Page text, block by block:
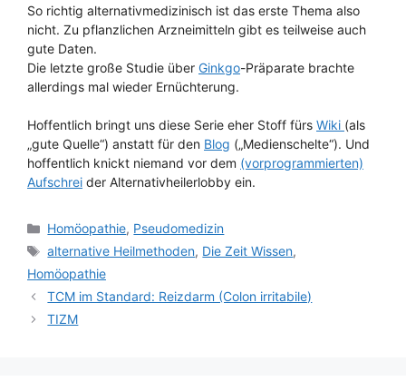
So richtig alternativmedizinisch ist das erste Thema also
nicht. Zu pflanzlichen Arzneimitteln gibt es teilweise auch
gute Daten.
Die letzte große Studie über Ginkgo-Präparate brachte
allerdings mal wieder Ernüchterung.
Hoffentlich bringt uns diese Serie eher Stoff fürs Wiki (als
„gute Quelle“) anstatt für den Blog („Medienschelte“). Und
hoffentlich knickt niemand vor dem (vorprogrammierten)
Aufschrei der Alternativheilerlobby ein.
Kategorien
Homöopathie, Pseudomedizin
Schlagwörter
alternative Heilmethoden, Die Zeit Wissen,
Homöopathie
TCM im Standard: Reizdarm (Colon irritabile)
TIZM